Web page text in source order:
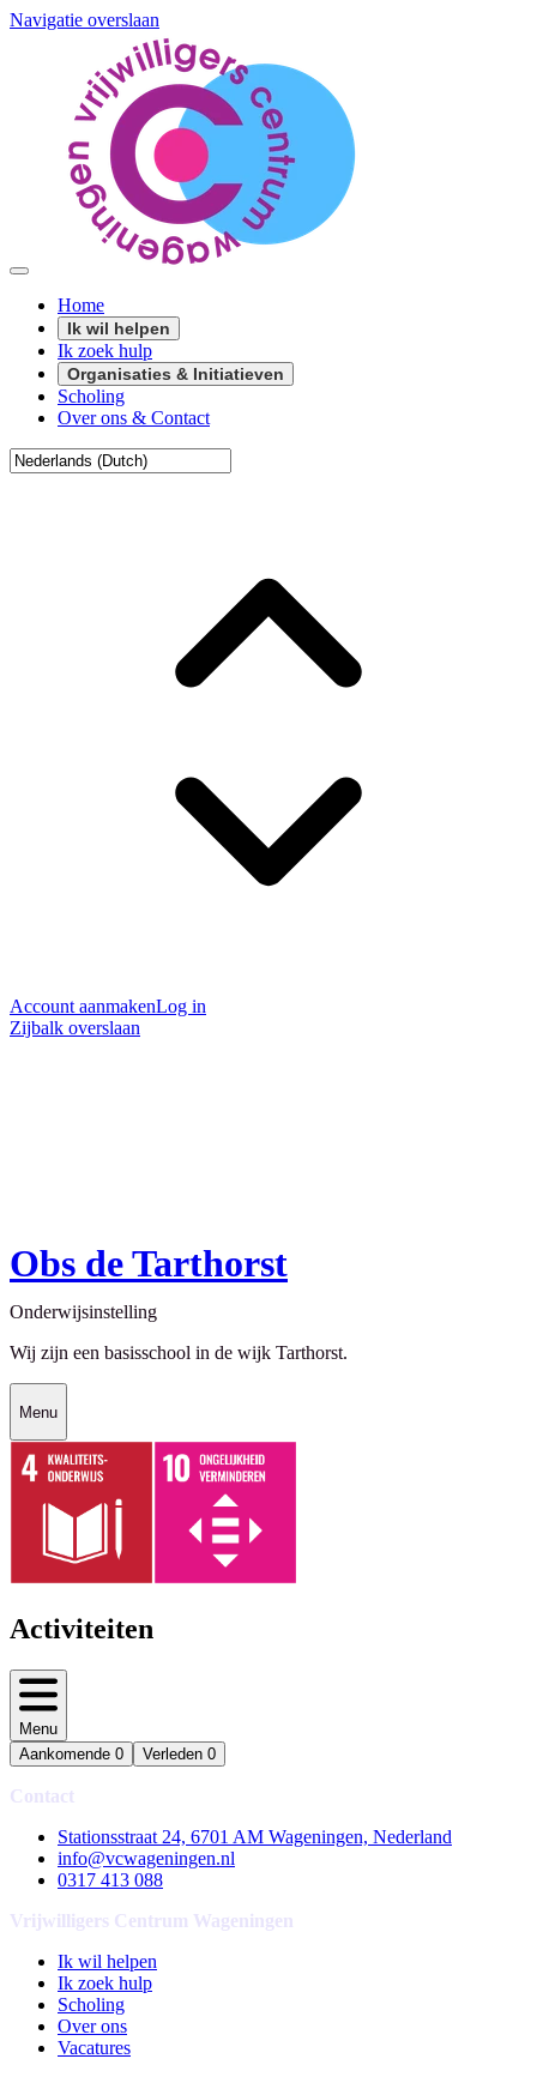
Navigatie overslaan
Home
Ik wil helpen
Ik zoek hulp
Organisaties & Initiatieven
Scholing
Over ons & Contact
Account aanmakenLog in
Zijbalk overslaan
Obs de Tarthorst
Onderwijsinstelling
Wij zijn een basisschool in de wijk Tarthorst.
Menu
Activiteiten
Menu
Aankomende 0 Verleden 0
Contact
Stationsstraat 24, 6701 AM Wageningen, Nederland
info@vcwageningen.nl
0317 413 088
Vrijwilligers Centrum Wageningen
Ik wil helpen
Ik zoek hulp
Scholing
Over ons
Vacatures